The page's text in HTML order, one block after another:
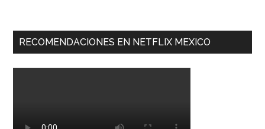
RECOMENDACIONES EN NETFLIX MEXICO